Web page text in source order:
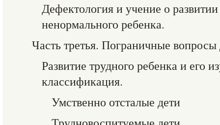
Дефектология и учение о
ненормального ребенка.
Часть третья. Пограничные
Развитие трудного ребенка и его
классификация.
Умственно отсталые дети